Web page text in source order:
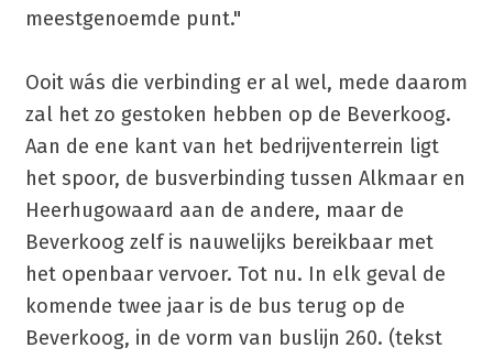
meestgenoemde punt."
Ooit wás die verbinding er al wel, mede daarom
zal het zo gestoken hebben op de Beverkoog.
Aan de ene kant van het bedrijventerrein ligt
het spoor, de busverbinding tussen Alkmaar en
Heerhugowaard aan de andere, maar de
Beverkoog zelf is nauwelijks bereikbaar met
het openbaar vervoer. Tot nu. In elk geval de
komende twee jaar is de bus terug op de
Beverkoog, in de vorm van buslijn 260. (tekst